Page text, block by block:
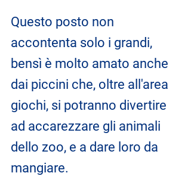
Questo posto non
accontenta solo i grandi,
bensì è molto amato anche
dai piccini che, oltre all'area
giochi, si potranno divertire
ad accarezzare gli animali
dello zoo, e a dare loro da
mangiare.